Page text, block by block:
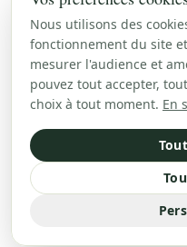
Nous utilisons des
fonctionnement du site
mesurer l'audience et
pouvez tout accepter,
choix à tout moment. En